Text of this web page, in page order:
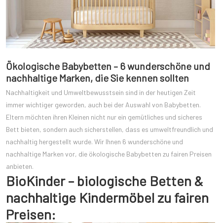
Ökologische Babybetten – 6 wunderschöne und
nachhaltige Marken, die Sie kennen sollten
Nachhaltigkeit und Umweltbewusstsein sind in der heutigen Zeit
immer wichtiger geworden, auch bei der Auswahl von Babybetten.
Eltern möchten ihren Kleinen nicht nur ein gemütliches und sicheres
Bett bieten, sondern auch sicherstellen, dass es umweltfreundlich und
nachhaltig hergestellt wurde. Wir Ihnen 6 wunderschöne und
nachhaltige Marken vor, die ökologische Babybetten zu fairen Preisen
anbieten.
BioKinder – biologische Betten &
nachhaltige Kindermöbel zu fairen
Preisen: